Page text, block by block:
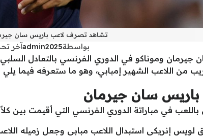
تشاهد تصرف لاعب باريس سان
بواسطةadmin2025آخر
جيرمان وموناكو في الدوري الفرنسي بالتعادل
من اللاعب الشهير إمبابي، وهو ما ستعرفه فيما
باريس سان جيرمان
باللعب في مباراتة الدوري الفرنسي التي أقيمت
إنريكي استبدال اللاعب مبابي وجعل زميله